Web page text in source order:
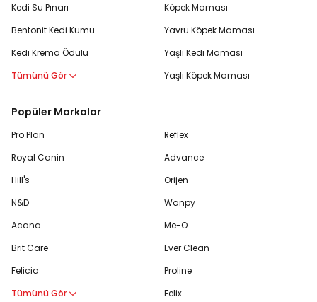
Kedi Su Pınarı
Bentonit Kedi Kumu
Kedi Krema Ödülü
Tümünü Gör
Köpek Maması
Yavru Köpek Maması
Yaşlı Kedi Maması
Yaşlı Köpek Maması
Popüler Markalar
Pro Plan
Royal Canin
Hill's
N&D
Acana
Brit Care
Felicia
Tümünü Gör
Reflex
Advance
Orijen
Wanpy
Me-O
Ever Clean
Proline
Felix